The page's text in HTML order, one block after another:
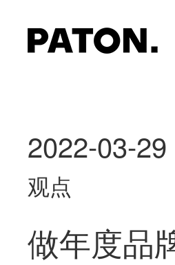
2022-03-29
观点
做年度品